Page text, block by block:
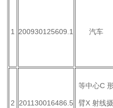
1 200930125609.1 汽车
2 201130016486.5
等中心C
臂X 射线摄